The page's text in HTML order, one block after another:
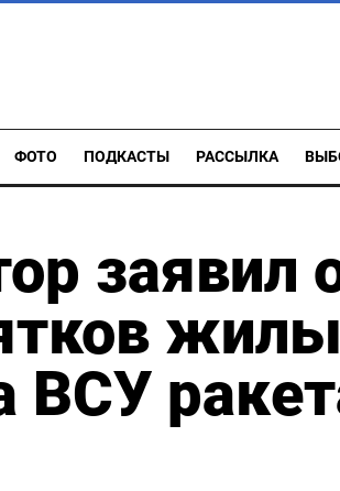
ФОТО ПОДКАСТЫ РАССЫЛКА
заявил
ВСУ